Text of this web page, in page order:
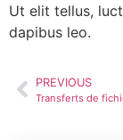
Ut elit tellus,
dapibus leo.
PREVIOUS